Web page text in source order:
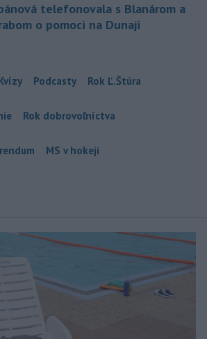
telefonovala s Blanárom a
o pomoci na Dunaji
Podcasty Rok Ľ.Štúra
Rok dobrovoľníctva
MS v hokeji